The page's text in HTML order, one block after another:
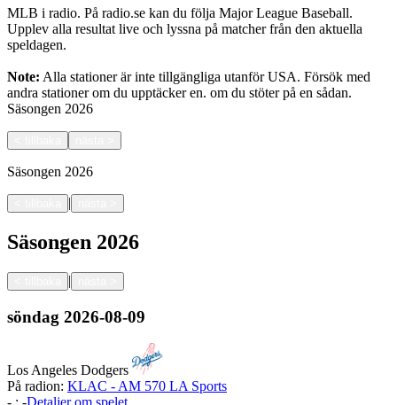
MLB i radio. På radio.se kan du följa Major League Baseball.
Upplev alla resultat live och lyssna på matcher från den aktuella
speldagen.
Note: Alla stationer är inte tillgängliga utanför USA. Försök med
andra stationer om du upptäcker en. om du stöter på en sådan.
Säsongen 2026
Säsongen 2026
|
Säsongen 2026
|
söndag 2026-08-09
Los Angeles Dodgers
På radion: KLAC - AM 570 LA Sports